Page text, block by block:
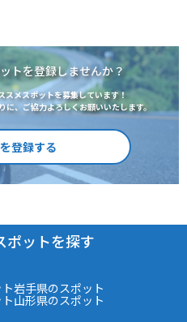
トを登録しませんか？
スメスポットを募集しています！
、ご協力よろしくお願いいたします。
登録する
ポットを探す
岩手県のスポット
山形県のスポット